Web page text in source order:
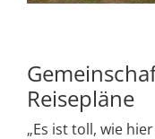
Reisepläne
„Es ist toll, wie